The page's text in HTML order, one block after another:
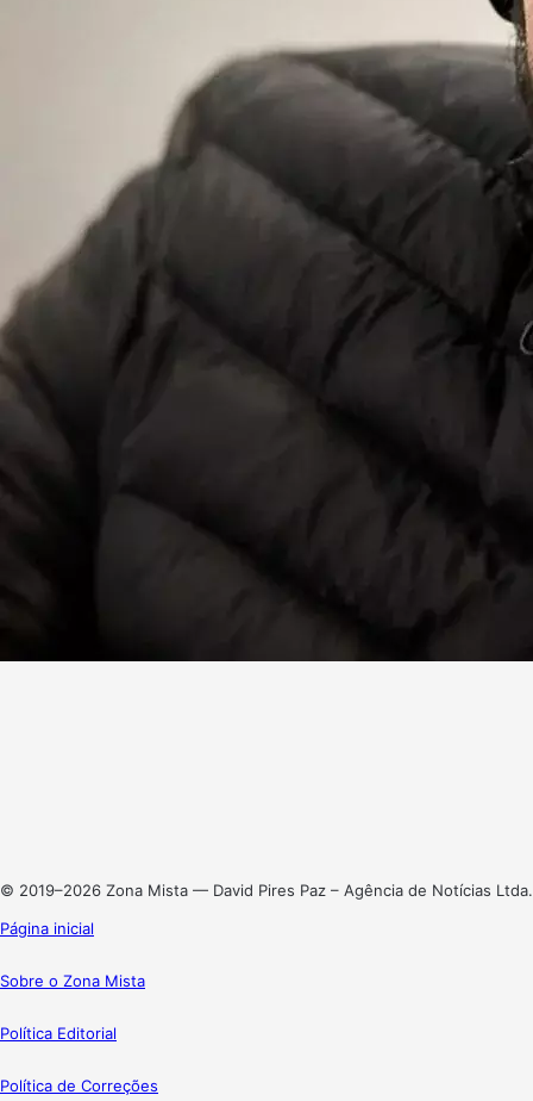
© 2019–2026 Zona Mista — David Pires Paz – Agência de Notícias Ltda.
Página inicial
Sobre o Zona Mista
Política Editorial
Política de Correções